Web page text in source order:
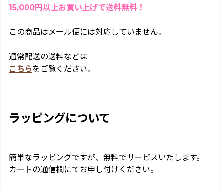
15,000円以上お買い上げで送料無料！
この商品はメール便には対応していません。
通常配送の送料などは
こちらをご覧ください。
ラッピングについて
簡単なラッピングですが、無料でサービスいたします。
カートの通信欄にてお申し付けください。